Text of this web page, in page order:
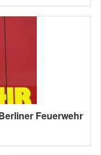
Feuerwehr